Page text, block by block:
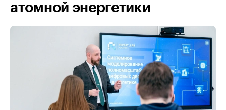
атомной энергетики